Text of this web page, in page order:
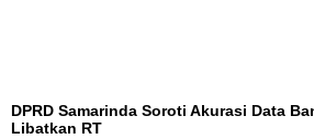
DPRD Samarinda Soroti Akurasi Data
Libatkan RT